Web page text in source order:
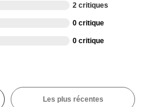
2 critiques
0 critique
0 critique
Les plus récentes